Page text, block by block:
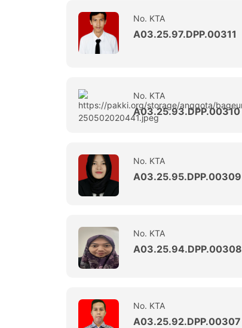
No. KTA
A03.25.97.DPP.00311
No. KTA
A03.25.93.DPP.00310
No. KTA
A03.25.95.DPP.00309
No. KTA
A03.25.94.DPP.00308
No. KTA
A03.25.92.DPP.00307